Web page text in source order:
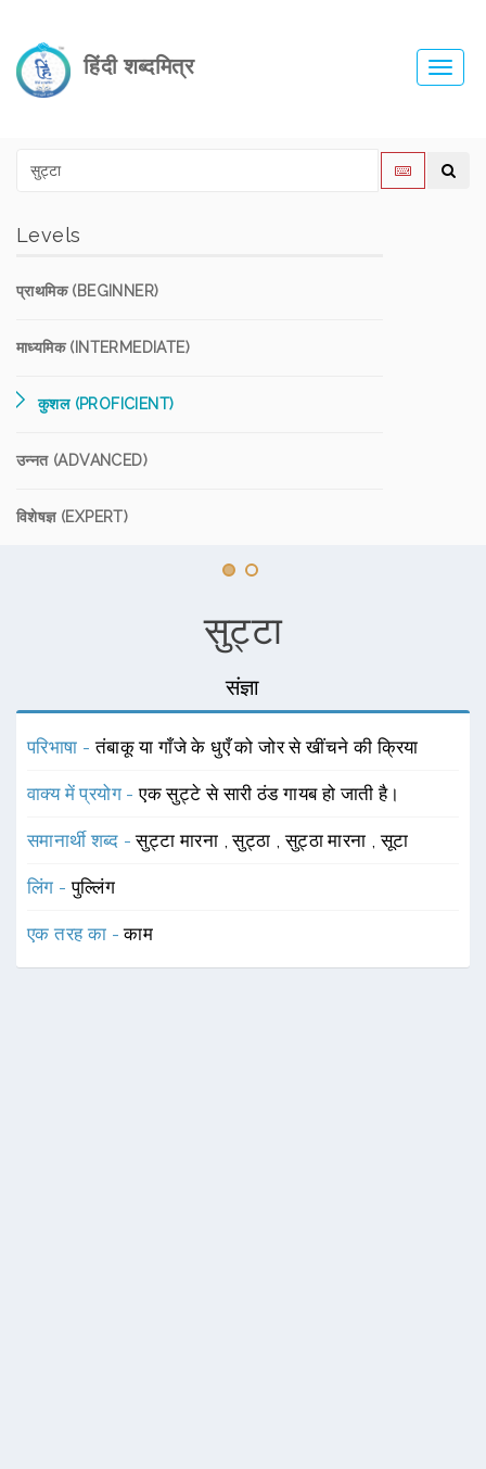
हिंदी शब्दमित्र
Levels
प्राथमिक (BEGINNER)
माध्यमिक (INTERMEDIATE)
कुशल (PROFICIENT)
उन्नत (ADVANCED)
विशेषज्ञ (EXPERT)
सुट्टा
संज्ञा
परिभाषा -तंबाकू या गाँजे के धुएँ को जोर से खींचने की क्रिया
वाक्य में प्रयोग -एक सुट्टे से सारी ठंड गायब हो जाती है।
समानार्थी शब्द -सुट्टा मारना ,सुट्ठा ,सुट्ठा मारना ,सूटा
लिंग -पुल्लिंग
एक तरह का -काम